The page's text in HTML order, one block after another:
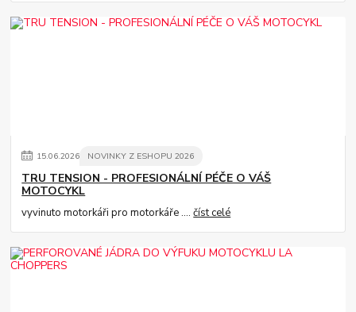
15.06.2026 NOVINKY Z ESHOPU 2026
TRU TENSION - PROFESIONÁLNÍ PÉČE O VÁŠ
MOTOCYKL
vyvinuto motorkáři pro motorkáře ....číst celé